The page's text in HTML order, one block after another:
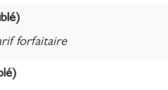
forfaitaire